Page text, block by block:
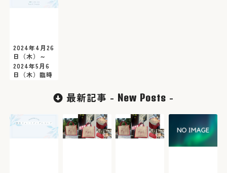
2024年4月26
日（木）～
2024年5月6
日（木）臨時
最新記事 - New Posts -